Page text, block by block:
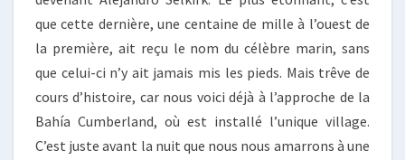
que cette dernière, une centaine de mille à l’ouest de
la première, ait reçu le nom du célèbre marin, sans
que celui-ci n’y ait jamais mis les pieds. Mais trêve de
cours d’histoire, car nous voici déjà à l’approche de la
Bahía Cumberland, où est installé l’unique village.
C’est juste avant la nuit que nous nous amarrons à une